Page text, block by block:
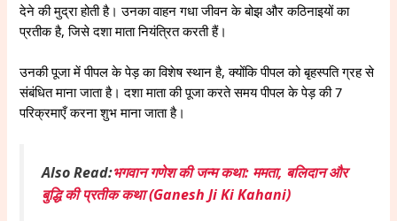
देने की मुद्रा होती है। उनका वाहन गधा जीवन के बोझ और कठिनाइयों का
प्रतीक है, जिसे दशा माता नियंत्रित करती हैं।
उनकी पूजा में पीपल के पेड़ का विशेष स्थान है, क्योंकि पीपल को बृहस्पति ग्रह से
संबंधित माना जाता है। दशा माता की पूजा करते समय पीपल के पेड़ की 7
परिक्रमाएँ करना शुभ माना जाता है।
Also Read:भगवान गणेश की जन्म कथा: ममता, बलिदान और
बुद्धि की प्रतीक कथा (Ganesh Ji Ki Kahani)